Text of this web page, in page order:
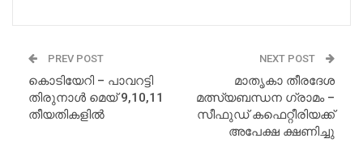
PREV POST
കൊടിയേറി – പാവറട്ടി
തിരുനാൾ മെയ്‌ 9,10,11
തീയതികളിൽ
NEXT POST
മാതൃകാ തീരദേശ
മത്സ്യബന്ധന ഗ്രാമം –
സീഫുഡ് കഫെറ്റീരിയക്ക്
അപേക്ഷ ക്ഷണിച്ചു